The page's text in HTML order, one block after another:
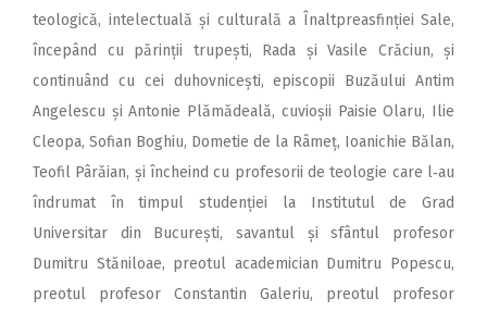
teologică, intelectuală și culturală a Înaltpreasfinției Sale,
începând cu părinții trupești, Rada și Vasile Crăciun, și
continuând cu cei duhovnicești, episcopii Buzăului Antim
Angelescu și Antonie Plămădeală, cuvioșii Paisie Olaru, Ilie
Cleopa, Sofian Boghiu, Dometie de la Râmeț, Ioanichie Bălan,
Teofil Pârăian, și încheind cu profesorii de teologie care l‑au
îndrumat în timpul studenției la Institutul de Grad
Universitar din București, savantul și sfântul profesor
Dumitru Stăniloae, preotul academician Dumitru Popescu,
preotul profesor Constantin Galeriu, preotul profesor